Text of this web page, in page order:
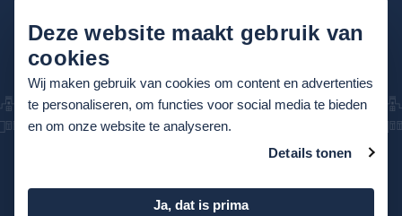
Deze website maakt gebruik van
cookies
Wij maken gebruik van cookies om content en advertenties
te personaliseren, om functies voor social media te bieden
en om onze website te analyseren.
Details tonen
Ja, dat is prima
Algemene voorwaarden